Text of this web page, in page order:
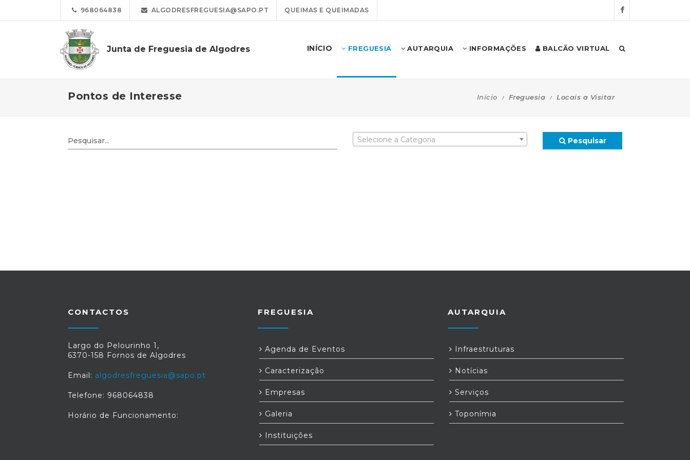
968064838 ALGODRESFREGUESIA@SAPO.PT QUEIMAS E QUEIMADAS
Junta de Freguesia de Algodres INÍCIO FREGUESIA AUTARQUIA INFORMAÇÕES BALCÃO VIRTUAL
Pontos de Interesse Início Freguesia Locais a Visitar
Selecione a Categoria Pesquisar
CONTACTOS
Largo do Pelourinho 1,
6370-158 Fornos de Algodres
Email: algodresfreguesia@sapo.pt
Telefone: 968064838
Horário de Funcionamento:
FREGUESIA
Agenda de Eventos
Caracterização
Empresas
Galeria
Instituições
AUTARQUIA
Infraestruturas
Notícias
Serviços
Toponímia